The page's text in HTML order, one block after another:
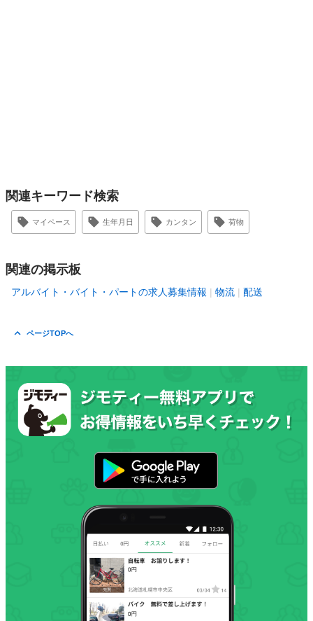
関連キーワード検索
マイペース 生年月日 カンタン 荷物
関連の掲示板
アルバイト・バイト・パートの求人募集情報 物流 配送
ページTOPへ